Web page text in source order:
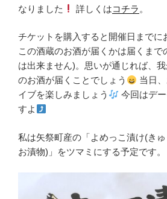
なりました
詳しくはコチラ 。
チケットを購入すると開催日までに
この酒蔵のお酒が届くかは届くまで
は出来ません)。思いが通じれば、
のお酒が届くことでしょう
当日
イブを楽しみましょう
今回はデ
すよ
私は矢祭町産の「よめっこ漬け(き
お漬物)」をツマミにする予定です。